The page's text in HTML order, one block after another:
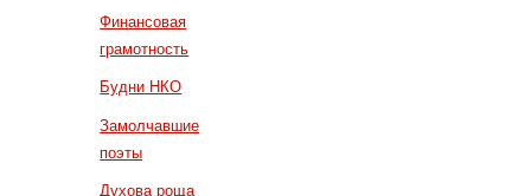
Финансовая
грамотность
Будни НКО
Замолчавшие
поэты
Духова роща